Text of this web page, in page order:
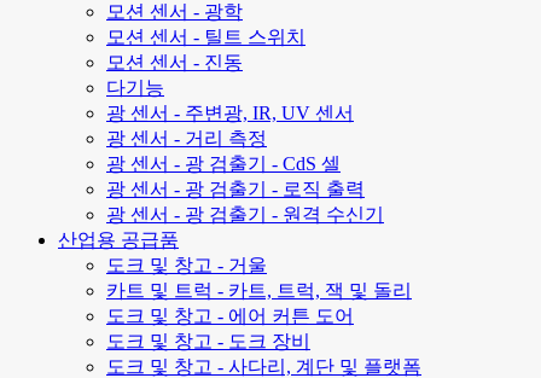
모션 센서 - 광학
모션 센서 - 틸트 스위치
모션 센서 - 진동
다기능
광 센서 - 주변광, IR, UV 센서
광 센서 - 거리 측정
광 센서 - 광 검출기 - CdS 셀
광 센서 - 광 검출기 - 로직 출력
광 센서 - 광 검출기 - 원격 수신기
산업용 공급품
도크 및 창고 - 거울
카트 및 트럭 - 카트, 트럭, 잭 및 돌리
도크 및 창고 - 에어 커튼 도어
도크 및 창고 - 도크 장비
도크 및 창고 - 사다리, 계단 및 플랫폼